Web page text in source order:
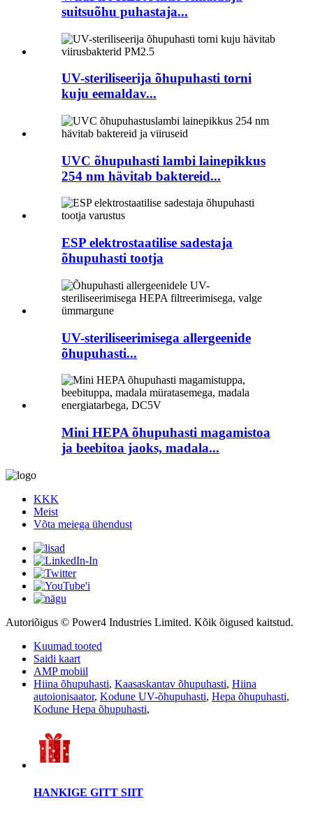
suitsuõhu puhastaja...
UV-steriliseerija õhupuhasti torni
kuju eemaldav...
UVC õhupuhasti lambi lainepikkus
254 nm hävitab baktereid...
ESP elektrostaatilise sadestaja
õhupuhasti tootja
UV-steriliseerimisega allergeenide
õhupuhasti...
Mini HEPA õhupuhasti magamistoa
ja beebitoa jaoks, madala...
KKK
Meist
Võta meiega ühendust
Autoriõigus © Power4 Industries Limited. Kõik õigused kaitstud.
Kuumad tooted
Saidi kaart
AMP mobiil
Hiina õhupuhasti, Kaasaskantav õhupuhasti, Hiina
autoionisaator, Kodune UV-õhupuhasti, Hepa õhupuhasti,
Kodune Hepa õhupuhasti,
HANKIGE GITT SIIT